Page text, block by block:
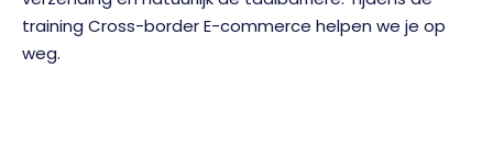
training Cross-border E-commerce helpen we je op
weg.